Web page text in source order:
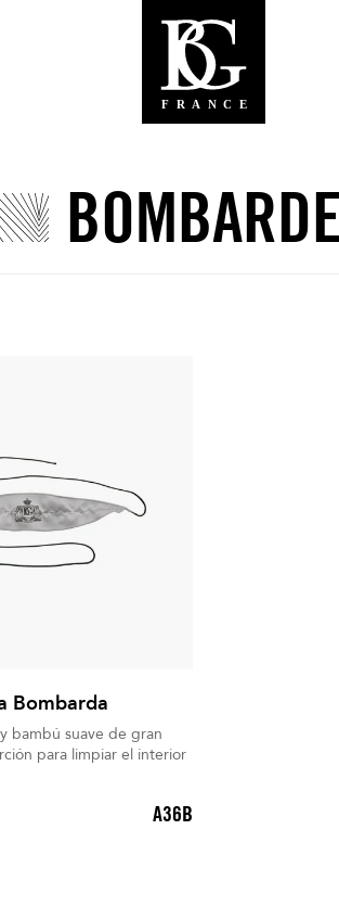
BOMBARDE
Bombarda
bambú suave de gran
para limpiar el interior
A36B